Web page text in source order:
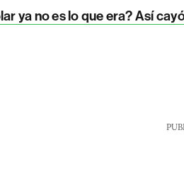
ya no es lo que era? Así